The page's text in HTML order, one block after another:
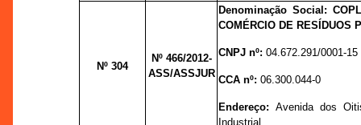
Nº 304
Nº 466/2012-
ASS/ASSJUR
Denominação Social:
COMÉRCIO DE RESÍDUOS
CNPJ nº:04.672.291/0001-15
CCA nº:06.300.044-0
Endereço:Avenida dos
Industrial